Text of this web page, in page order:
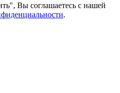
Вы соглашаетесь с нашей
.